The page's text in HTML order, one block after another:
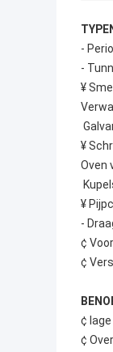
-
-
¥
¥
Oven
¥
-
¢
¢
¢
¢